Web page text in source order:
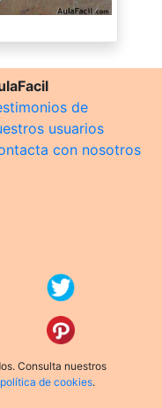
de
usuarios
con nosotros
Consulta nuestros
política de cookies.